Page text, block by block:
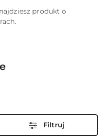
produkt o
Filtruj